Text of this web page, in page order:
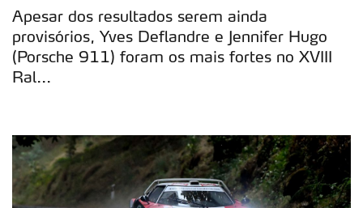
Apesar dos resultados serem ainda
provisórios, Yves Deflandre e Jennifer Hugo
(Porsche 911) foram os mais fortes no XVIII
Ral...